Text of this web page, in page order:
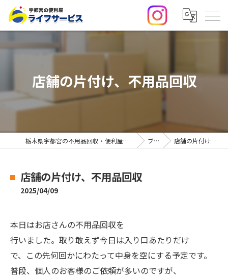
店舗の片付け、不用品回収
栃木県宇都宮の不用品回収・便利屋なら合同会社ライフサービス ブログ 店舗の片付け、不用品回収
店舗の片付け、不用品回収
2025/04/09
本日はお店さんの不用品回収を
行いました。取り敢えず今日は入り口あたりだけ
で、この先何回かにわたって中身を空にする予定です。
普段、個人のお客様のご依頼が多いのですが、